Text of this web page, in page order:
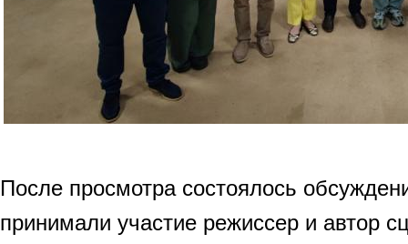
После просмотра состоялось
принимали участие режиссер и автор